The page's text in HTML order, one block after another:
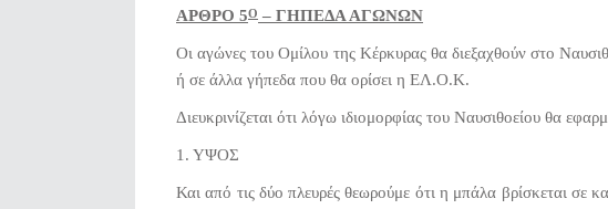
ΑΡΘΡΟ 5Ο – ΓΗΠΕΔΑ ΑΓΩΝΩΝ
Οι αγώνες του Ομίλου της Κέρκυρας θα διεξαχθούν στο
ή σε άλλα γήπεδα που θα ορίσει η ΕΛ.Ο.Κ.
Διευκρινίζεται ότι λόγω ιδιομορφίας του Ναυσιθοείου θα
1. ΥΨΟΣ
Και από τις δύο πλευρές θεωρούμε ότι η μπάλα βρίσκεται